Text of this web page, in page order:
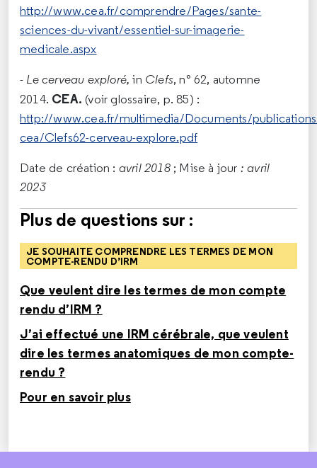
http://www.cea.fr/comprendre/Pages/sante-
sciences-du-vivant/essentiel-sur-imagerie-
medicale.aspx
- Le cerveau exploré, in Clefs, n° 62, automne
2014. CEA. (voir glossaire, p. 85) :
http://www.cea.fr/multimedia/Documents/
cea/Clefs62-cerveau-explore.pdf
Date de création : avril 2018; Mise à jour : avril
2023
Plus de questions sur :
JE SOUHAITE COMPRENDRE LES TERMES DE MON
COMPTE-RENDU D’IRM
Que veulent dire les termes de mon compte
rendu d’IRM ?
J’ai effectué une IRM cérébrale, que veulent
dire les termes anatomiques de mon compte-
rendu ?
Pour en savoir plus